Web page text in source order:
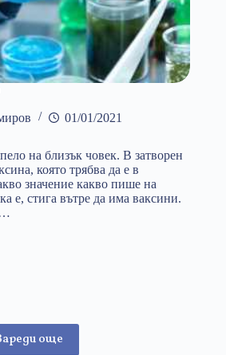
01/01/2021
на близък човек. В затворен
която трябва да е в
значение какво пише на
е, стига вътре да има ваксини.
още